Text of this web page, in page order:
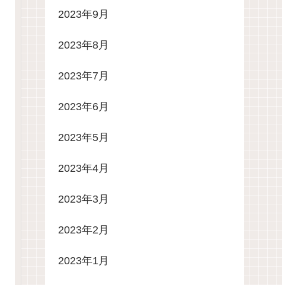
2023年9月
2023年8月
2023年7月
2023年6月
2023年5月
2023年4月
2023年3月
2023年2月
2023年1月